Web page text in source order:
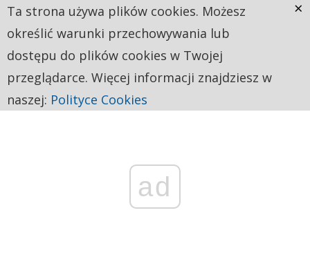
ad
Ta strona używa plików cookies. Możesz
określić warunki przechowywania lub
dostępu do plików cookies w Twojej
przeglądarce. Więcej informacji znajdziesz w
naszej: Polityce Cookies
×